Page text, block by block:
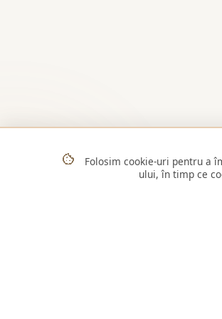
Folosim cookie-uri pentru a
ului, în timp ce